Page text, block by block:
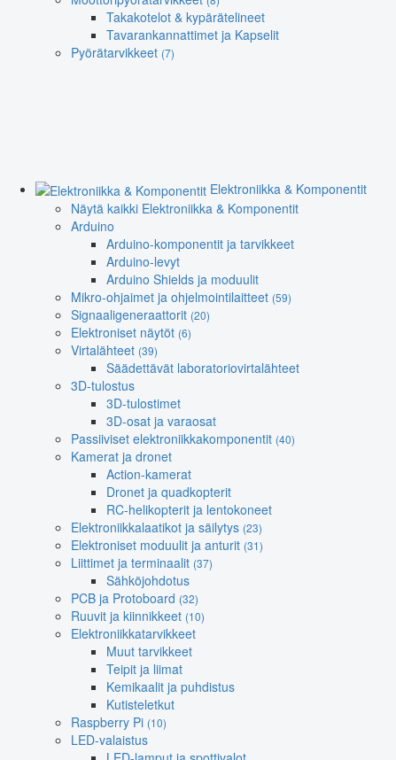
Takakotelot & kypärätelineet
Tavarankannattimet ja Kapselit
Pyörätarvikkeet (7)
Elektroniikka & Komponentit
Näytä kaikki Elektroniikka & Komponentit
Arduino
Arduino-komponentit ja tarvikkeet
Arduino-levyt
Arduino Shields ja moduulit
Mikro-ohjaimet ja ohjelmointilaitteet (59)
Signaaligeneraattorit (20)
Elektroniset näytöt (6)
Virtalähteet (39)
Säädettävät laboratoriovirtalähteet
3D-tulostus
3D-tulostimet
3D-osat ja varaosat
Passiiviset elektroniikkakomponentit (40)
Kamerat ja dronet
Action-kamerat
Dronet ja quadkopterit
RC-helikopterit ja lentokoneet
Elektroniikkalaatikot ja säilytys (23)
Elektroniset moduulit ja anturit (31)
Liittimet ja terminaalit (37)
Sähköjohdotus
PCB ja Protoboard (32)
Ruuvit ja kiinnikkeet (10)
Elektroniikkatarvikkeet
Muut tarvikkeet
Teipit ja liimat
Kemikaalit ja puhdistus
Kutisteletkut
Raspberry Pi (10)
LED-valaistus